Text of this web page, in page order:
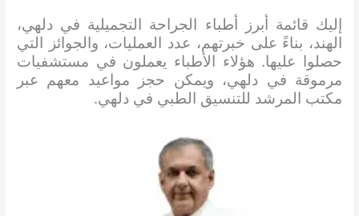
إليك قائمة أبرز أطباء الجراحة التجميلية في دلهي،
الهند، بناءً على خبرتهم، عدد العمليات، والجوائز التي
حصلوا عليها. هؤلاء الأطباء يعملون في مستشفيات
مرموقة في دلهي، ويمكن حجز مواعيد معهم عبر
مكتب المرشد للتنسيق الطبي في دلهي.